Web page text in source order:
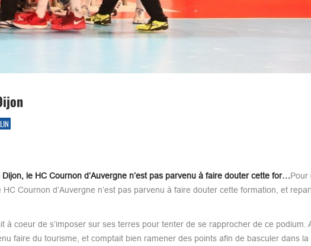
le HC Cournon d’Auvergne n’est pas parvenu à faire douter cette for…Pour
Cournon d’Auvergne n’est pas parvenu à faire douter cette formation, et
à coeur de s’imposer sur ses terres pour tenter de se rapprocher de ce podium.
faire du tourisme, et comptait bien ramener des points afin de basculer dans la